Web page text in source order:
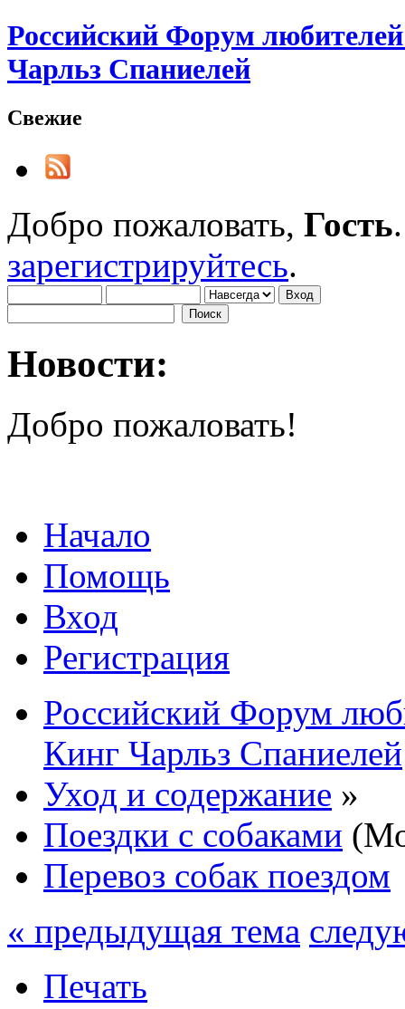
Российский Форум
Чарльз Спаниелей
Свежие
Добро пожаловать, Гость
зарегистрируйтесь.
Новости:
Добро пожаловать!
Начало
Помощь
Вход
Регистрация
Российский Форум
Кинг Чарльз Спаниелей
Уход и содержание »
Поездки с собаками
Перевоз собак поездом
« предыдущая тема
Печать